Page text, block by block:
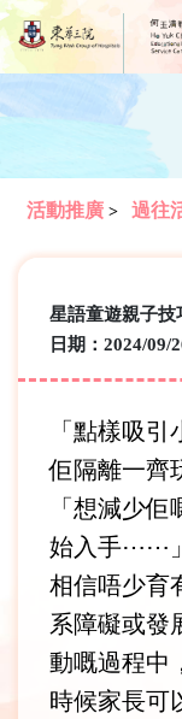
活動推廣 > 過往
星語童遊親子技
日期：2024/09/
「點樣吸
佢隔離一齊
「想減少
始入手⋯⋯」
相信唔少育
系障礙或發
動嘅過程中
時候家長可